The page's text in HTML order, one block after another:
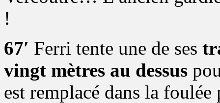
!
67′ Ferri tente une de ses
vingt mètres au dessus
est remplacé dans la